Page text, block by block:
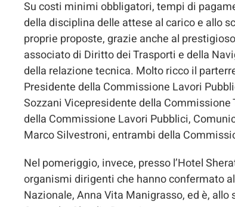
Su costi minimi obbligatori, tempi di
della disciplina delle attese al carico e allo
proprie proposte, grazie anche al
associato di Diritto dei Trasporti e della
della relazione tecnica. Molto ricco il
Presidente della Commissione Lavori
Sozzani Vicepresidente della
della Commissione Lavori Pubblici,
Marco Silvestroni, entrambi della
Nel pomeriggio, invece, presso l’Hotel
organismi dirigenti che hanno confermato
Nazionale, Anna Vita Manigrasso, ed è,